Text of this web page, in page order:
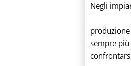
Negli
sempre